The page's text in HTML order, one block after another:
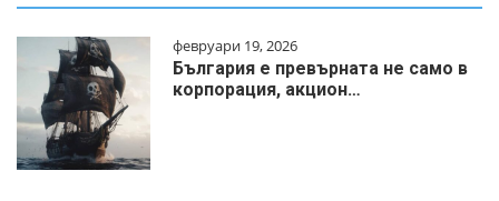
февруари 19, 2026
България е превърната не само в
корпорация, акцион…